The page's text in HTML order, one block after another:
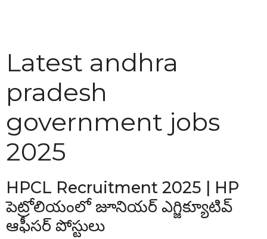
Latest andhra
pradesh
government jobs
2025
HPCL Recruitment 2025 | HP
పెట్రోలియంలో జూనియర్ ఎగ్జిక్యూటివ్
ఆఫీసర్ పోస్టులు